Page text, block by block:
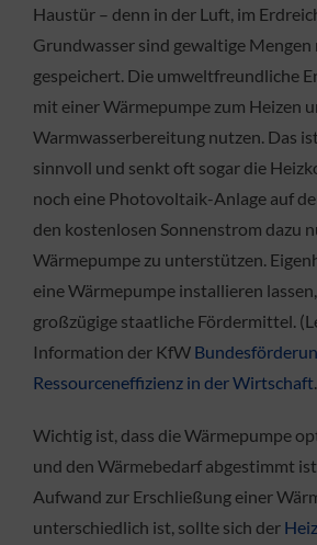
Haustür – denn in der Luft, im
Grundwasser sind gewaltige
gespeichert. Die umweltfreundliche
mit einer Wärmepumpe zum Heizen
Warmwasserbereitung nutzen. Das
sinnvoll und senkt oft sogar die
noch eine Photovoltaik-Anlage auf
den kostenlosen Sonnenstrom dazu
Wärmepumpe zu unterstützen.
eine Wärmepumpe installieren
großzügige staatliche Fördermittel.
Information der KfW
Ressourceneffizienz in der Wirtschaft
Wichtig ist, dass die Wärmepumpe
und den Wärmebedarf abgestimmt
Aufwand zur Erschließung einer
unterschiedlich ist, sollte sich der